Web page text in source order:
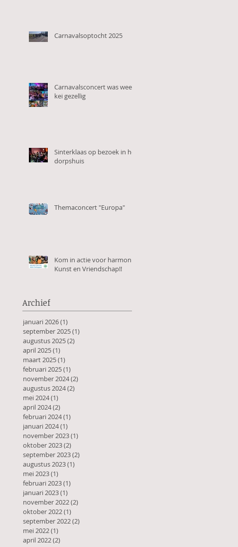
Carnavalsoptocht 2025
Carnavalsconcert was weer
kei gezellig
Sinterklaas op bezoek in het
dorpshuis
Themaconcert "Europa"
Kom in actie voor harmonie
Kunst en Vriendschap!!
Archief
januari 2026(1)
september 2025(1)
augustus 2025(2)
april 2025(1)
maart 2025(1)
februari 2025(1)
november 2024(2)
augustus 2024(2)
mei 2024(1)
april 2024(2)
februari 2024(1)
januari 2024(1)
november 2023(1)
oktober 2023(2)
september 2023(2)
augustus 2023(1)
mei 2023(1)
februari 2023(1)
januari 2023(1)
november 2022(2)
oktober 2022(1)
september 2022(2)
mei 2022(1)
april 2022(2)